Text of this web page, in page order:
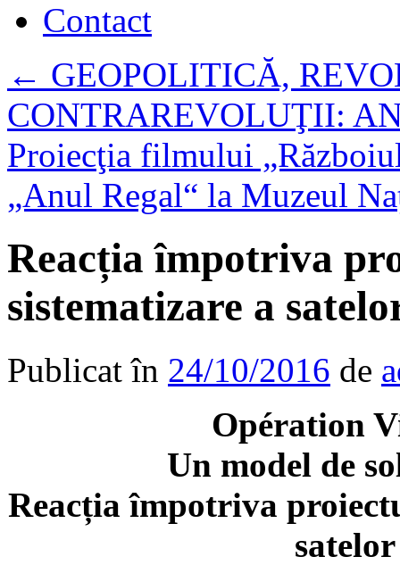
Contact
← GEOPOLITICĂ,
CONTRAREVOLUŢII:
Proiecţia filmului
„Anul Regal“ la Muzeul
Reacția împotriva
sistematizare a
Publicat în 24/10/2016 de
Opération
Un model de
Reacția împotriva